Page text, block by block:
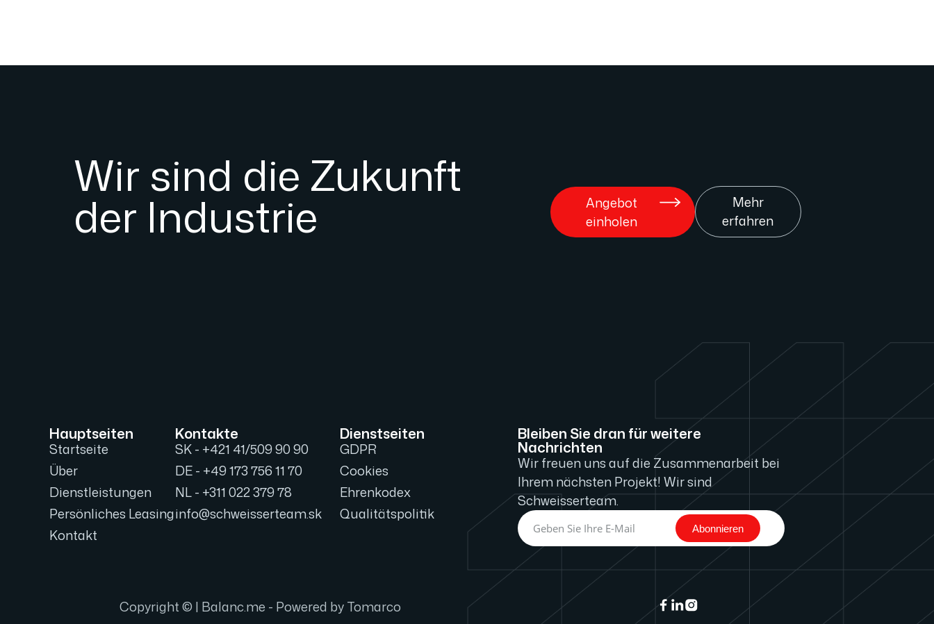
Wir sind die Zukunft
der Industrie
Angebot
einholen
Mehr
erfahren
Hauptseiten
Startseite
Über
Dienstleistungen
Persönliches Leasing
Kontakt
Kontakte
SK - +421 41/509 90 90
DE - +49 173 756 11 70
NL - +311 022 379 78
info@schweisserteam.sk
Dienstseiten
GDPR
Cookies
Ehrenkodex
Qualitätspolitik
Bleiben Sie dran für weitere
Nachrichten
Wir freuen uns auf die Zusammenarbeit bei
Ihrem nächsten Projekt! Wir sind
Schweisserteam.
Abonnieren
Copyright © | Balanc.me - Powered byTomarco